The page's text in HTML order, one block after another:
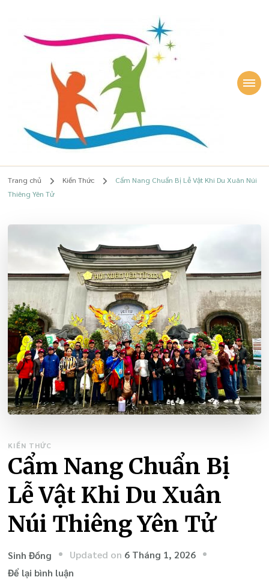
Lê Quỳnh Phương
Quỳnh Phương
Trang chủ Kiến Thức
Cẩm Nang Chuẩn Bị Lễ Vật Khi Du Xuân Núi
Thiêng Yên Tử
KIẾN THỨC
Cẩm Nang Chuẩn Bị
Lễ Vật Khi Du Xuân
Núi Thiêng Yên Tử
Sinh Đồng Updated on 6 Tháng 1, 2026
Để lại bình luận